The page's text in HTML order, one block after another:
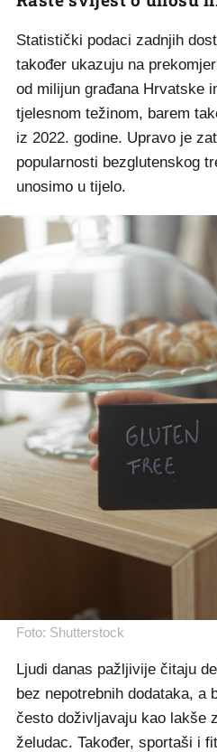
Statistički podaci zadnjih
također ukazuju na
od milijun građana Hrvatske
tjelesnom težinom, barem
iz 2022. godine. Upravo je
popularnosti bezglutenskog
unosimo u tijelo.
Foto: Shutterstock
Ljudi danas pažljivije čitaju
bez nepotrebnih dodataka, a
često doživljavaju kao lakše
želudac. Također, sportaši i